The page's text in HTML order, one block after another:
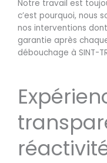
Notre travail est
c’est pourquoi, nous
nos interventions
garantie après
débouchage à SINT-